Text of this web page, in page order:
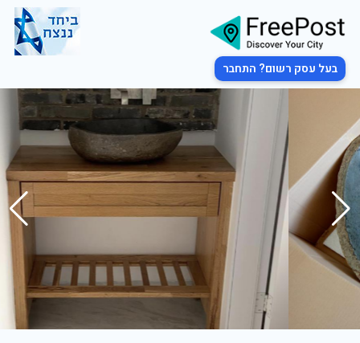
בעל עסק רשום? התחבר